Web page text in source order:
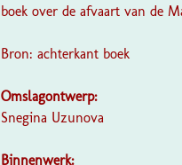
boek over de afvaart van de
Bron: achterkant boek
Omslagontwerp:
Snegina Uzunova
Binnenwerk: